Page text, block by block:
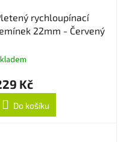
rychloupínací
22mm - Červený
Kč
Do košíku